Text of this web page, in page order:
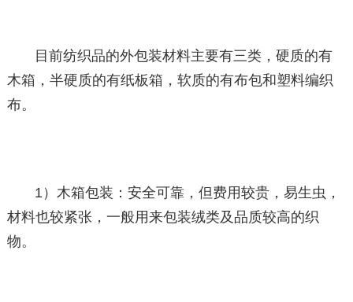
目前纺织品的外包装材料主要有三类，硬质的有
木箱，半硬质的有纸板箱，软质的有布包和塑料编织
布。
1）木箱包装：安全可靠，但费用较贵，易生虫，
材料也较紧张，一般用来包装绒类及品质较高的织
物。